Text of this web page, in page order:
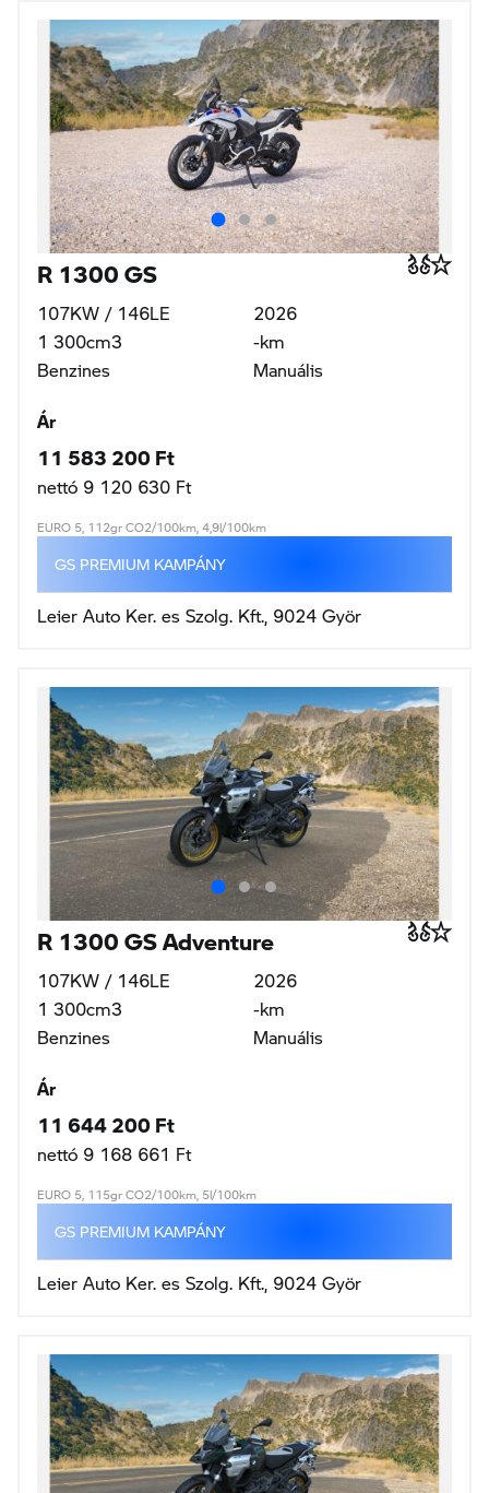
R 1300 GS
107KW / 146LE
1 300cm3
Benzines
2026
-km
Manuális
Ár
11 583 200 Ft
nettó 9 120 630 Ft
EURO 5, 112gr CO2/100km, 4,9l/100km
GS PREMIUM KAMPÁNY
Leier Auto Ker. es Szolg. Kft., 9024 Györ
R 1300 GS Adventure
107KW / 146LE
1 300cm3
Benzines
2026
-km
Manuális
Ár
11 644 200 Ft
nettó 9 168 661 Ft
EURO 5, 115gr CO2/100km, 5l/100km
GS PREMIUM KAMPÁNY
Leier Auto Ker. es Szolg. Kft., 9024 Györ